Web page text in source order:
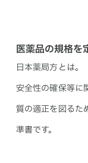
医薬品の規格を
日本薬局方とは。
安全性の確保等に
質の適正を図るた
準書です。